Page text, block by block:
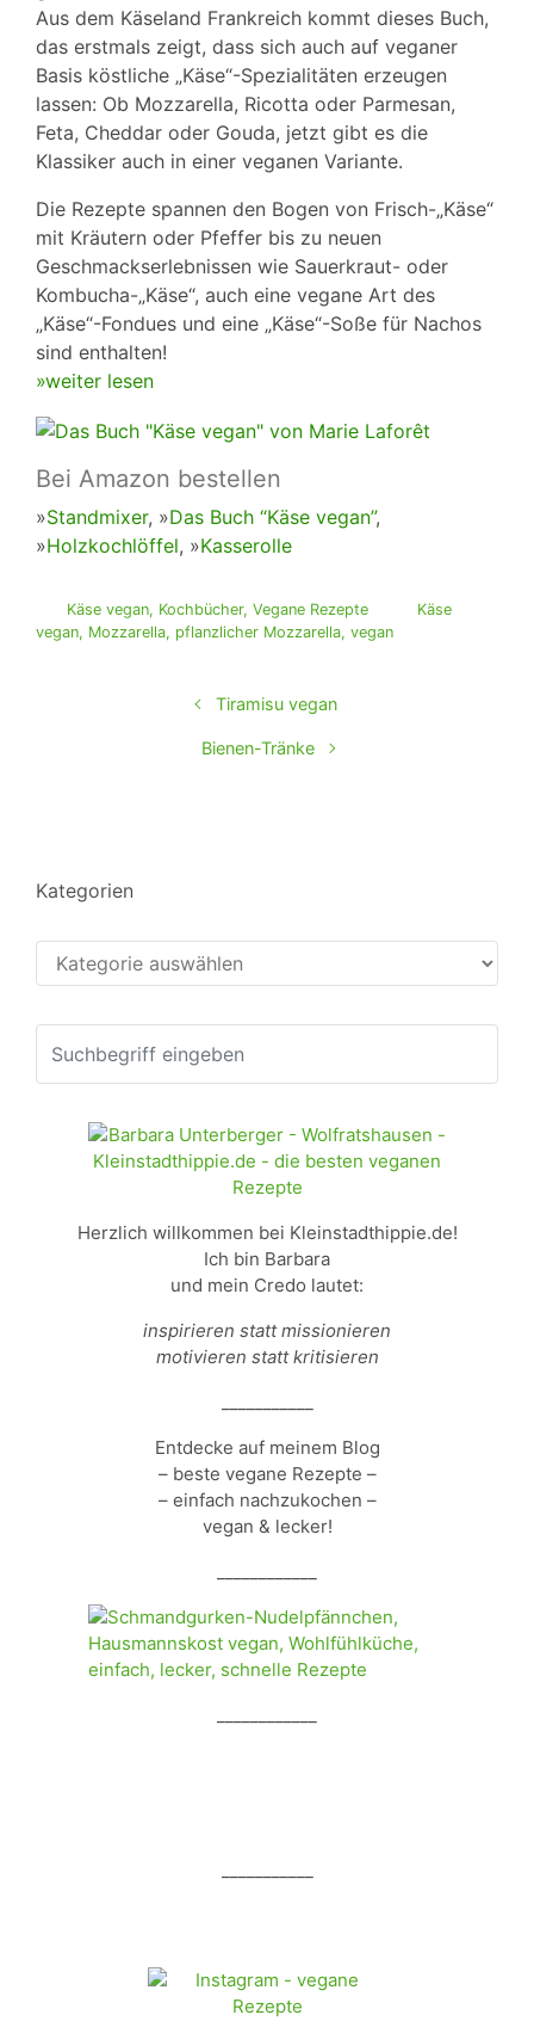
Aus dem Käseland Frankreich kommt dieses Buch,
das erstmals zeigt, dass sich auch auf veganer
Basis köstliche „Käse“-Spezialitäten erzeugen
lassen: Ob Mozzarella, Ricotta oder Parmesan,
Feta, Cheddar oder Gouda, jetzt gibt es die
Klassiker auch in einer veganen Variante.
Die Rezepte spannen den Bogen von Frisch-„Käse“
mit Kräutern oder Pfeffer bis zu neuen
Geschmackserlebnissen wie Sauerkraut- oder
Kombucha-„Käse“, auch eine vegane Art des
„Käse“-Fondues und eine „Käse“-Soße für Nachos
sind enthalten!
»weiter lesen
Bei Amazon bestellen
»Standmixer, »Das Buch “Käse vegan”,
»Holzkochlöffel, »Kasserolle
Käse vegan, Kochbücher, Vegane Rezepte
Käse
vegan, Mozzarella, pflanzlicher Mozzarella, vegan
Tiramisu vegan
Bienen-Tränke
Kategorien
Kategorien
Herzlich willkommen bei Kleinstadthippie.de!
Ich bin Barbara
und mein Credo lautet:
inspirieren statt missionieren
motivieren statt kritisieren
Entdecke auf meinem Blog
– beste vegane Rezepte –
– einfach nachzukochen –
vegan & lecker!